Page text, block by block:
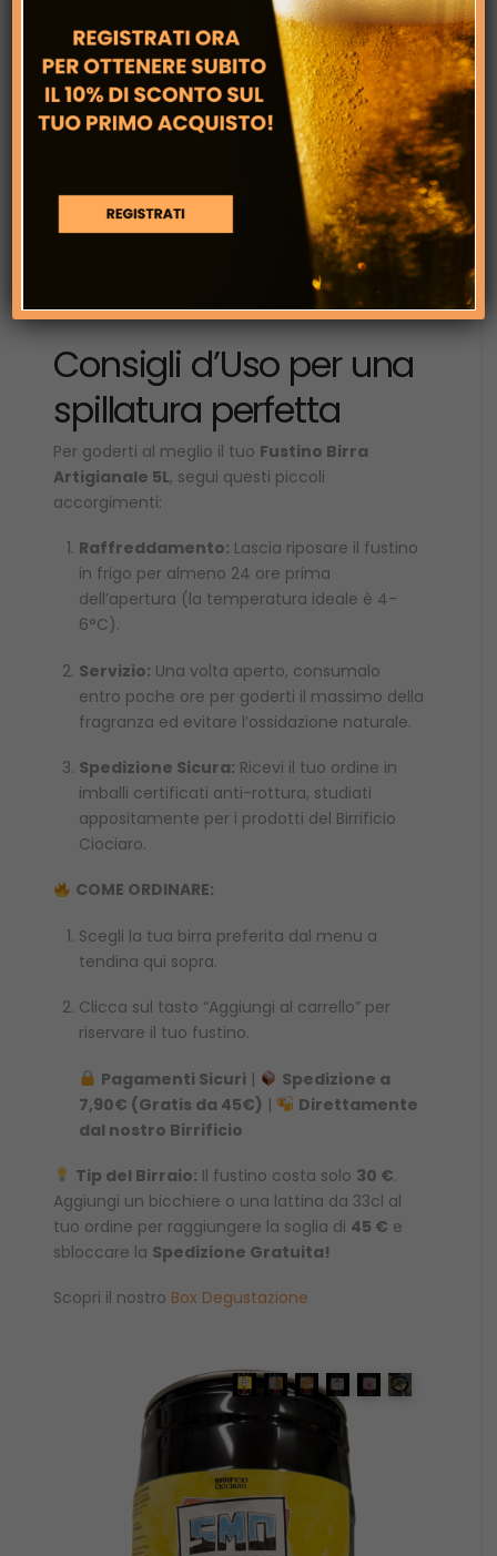
Compatibilità Universale:Oltre al
rubinetto integrato, i nostri fustini sono
compatibili con diversi impianti di
spillatura casalinghi, come ad esempio il
e altri sistemi dotati
Nota: Per essere sicuro della compatibilità
con il tuo impianto specifico, non esitare
Consigli d’Uso per una
spillatura perfetta
Per goderti al meglio il tuo Fustino Birra
Artigianale 5L, segui questi piccoli
accorgimenti:
Raffreddamento: Lascia riposare il fustino
in frigo per almeno 24 ore prima
dell’apertura (la temperatura ideale è 4-
6°C).
Servizio: Una volta aperto, consumalo
entro poche ore per goderti il massimo della
fragranza ed evitare l’ossidazione naturale.
Spedizione Sicura: Ricevi il tuo ordine in
imballi certificati anti-rottura, studiati
appositamente per i prodotti del Birrificio
Ciociaro.
COME ORDINARE:
Scegli la tua birra preferita dal menu a
tendina qui sopra.
Clicca sul tasto “Aggiungi al carrello” per
riservare il tuo fustino.
Pagamenti Sicuri |
Spedizione a
7,90€ (Gratis da 45€) |
Direttamente
dal nostro Birrificio
Tip del Birraio: Il fustino costa solo 30 €.
Aggiungi un bicchiere o una lattina da 33cl al
tuo ordine per raggiungere la soglia di 45 € e
sbloccare la Spedizione Gratuita!
Scopri il nostro Box Degustazione